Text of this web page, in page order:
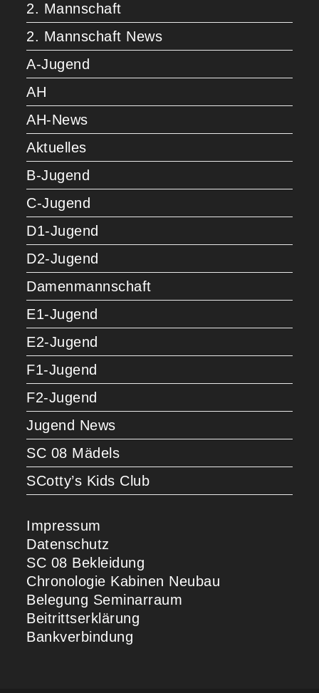
2. Mannschaft
2. Mannschaft News
A-Jugend
AH
AH-News
Aktuelles
B-Jugend
C-Jugend
D1-Jugend
D2-Jugend
Damenmannschaft
E1-Jugend
E2-Jugend
F1-Jugend
F2-Jugend
Jugend News
SC 08 Mädels
SCotty’s Kids Club
Impressum
Datenschutz
SC 08 Bekleidung
Chronologie Kabinen Neubau
Belegung Seminarraum
Beitrittserklärung
Bankverbindung